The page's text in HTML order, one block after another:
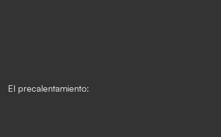
El precalentamiento: